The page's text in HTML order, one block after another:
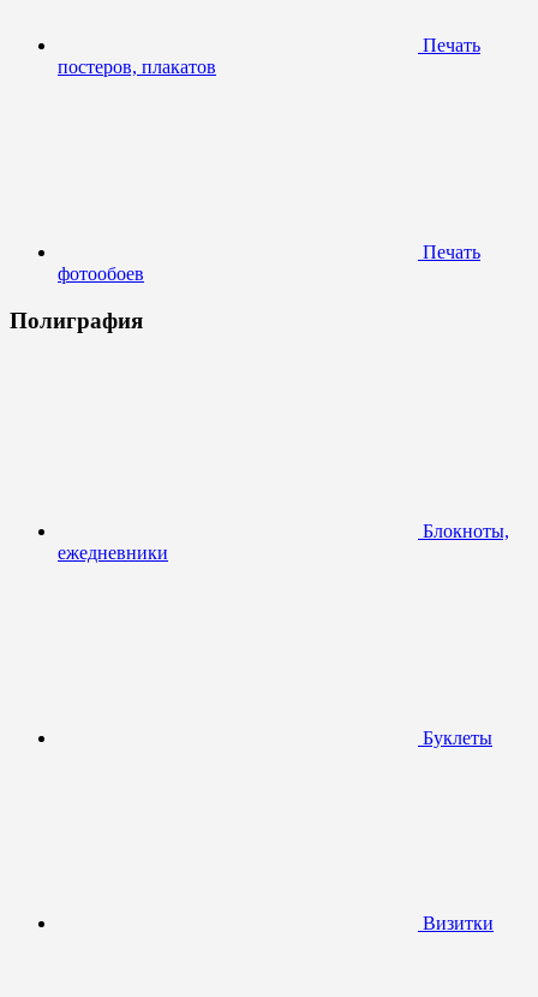
Печать
постеров, плакатов
Печать
фотообоев
Полиграфия
Блокноты,
ежедневники
Буклеты
Визитки